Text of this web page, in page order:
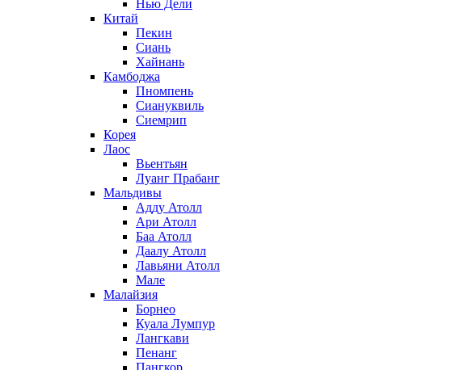
Нью Дели
Китай
Пекин
Сиань
Хайнань
Камбоджа
Пномпень
Сиануквиль
Сиемрип
Корея
Лаос
Вьентьян
Луанг Прабанг
Мальдивы
Адду Атолл
Ари Атолл
Баа Атолл
Даалу Атолл
Лавьяни Атолл
Мале
Малайзия
Борнео
Куала Лумпур
Лангкави
Пенанг
Пангкор